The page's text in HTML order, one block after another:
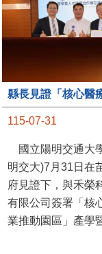
115-07-31
國立陽明交通大
明交大)7月31日在
府見證下，與禾榮
有限公司簽署「核
業推動園區」產學